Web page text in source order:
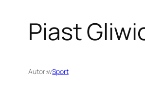
Piast
Autor:wSport